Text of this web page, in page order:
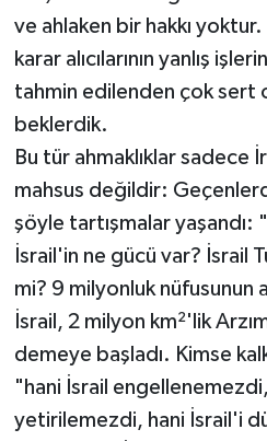
ve ahlaken bir hakkı
karar alıcılarının yanlış
tahmin edilenden çok sert
beklerdik.
Bu tür ahmaklıklar sadece
mahsus değildir:
şöyle tartışmalar yaşandı:
İsrail'in ne gücü var? İsrail
mi? 9 milyonluk nüfusunun
İsrail, 2 milyon km²'lik
demeye başladı. Kimse
"hani İsrail
yetirilemezdi, hani İsrail'i